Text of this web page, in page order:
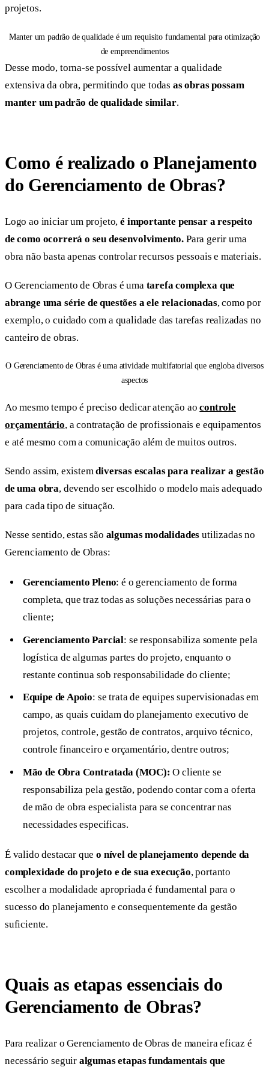
projetos.
Manter um padrão de qualidade é um requisito fundamental para otimização
de empreendimentos
Desse modo, torna-se possível aumentar a qualidade
extensiva da obra, permitindo que todas as obras possam
manter um padrão de qualidade similar.
Como é realizado o Planejamento
do Gerenciamento de Obras?
Logo ao iniciar um projeto,é importante pensar a respeito
de como ocorrerá o seu desenvolvimento. Para gerir uma
obra não basta apenas controlar recursos pessoais e materiais.
O Gerenciamento de Obras é uma tarefa complexa que
abrange uma série de questões a ele relacionadas, como por
exemplo, o cuidado com a qualidade das tarefas realizadas no
canteiro de obras.
O Gerenciamento de Obras é uma atividade multifatorial que engloba diversos
aspectos
Ao mesmo tempo é preciso dedicar atenção aocontrole
orçamentário, a contratação de profissionais e equipamentos
e até mesmo com a comunicação além de muitos outros.
Sendo assim, existemdiversas escalas para realizar a gestão
de uma obra, devendo ser escolhido o modelo mais adequado
para cada tipo de situação.
Nesse sentido, estas são algumas modalidadesutilizadas no
Gerenciamento de Obras:
Gerenciamento Pleno: é o gerenciamento de forma
completa, que traz todas as soluções necessárias para o
cliente;
Gerenciamento Parcial: se responsabiliza somente pela
logística de algumas partes do projeto, enquanto o
restante continua sob responsabilidade do cliente;
Equipe de Apoio: se trata de equipes supervisionadas em
campo, as quais cuidam do planejamento executivo de
projetos, controle, gestão de contratos, arquivo técnico,
controle financeiro e orçamentário, dentre outros;
Mão de Obra Contratada (MOC): O cliente se
responsabiliza pela gestão, podendo contar com a oferta
de mão de obra especialista para se concentrar nas
necessidades especificas.
É valido destacar queo nível de planejamento depende da
complexidade do projeto e de sua execução, portanto
escolher a modalidade apropriada é fundamental para o
sucesso do planejamento e consequentemente da gestão
suficiente.
Quais as etapas essenciais do
Gerenciamento de Obras?
Para realizar o Gerenciamento de Obras de maneira eficaz é
necessário seguir algumas etapas fundamentais que